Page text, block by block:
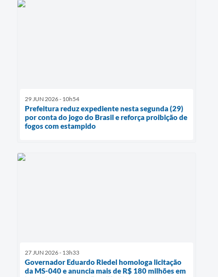
29 JUN 2026 - 10h54
Prefeitura reduz expediente nesta segunda (29)
por conta do jogo do Brasil e reforça proibição de
fogos com estampido
27 JUN 2026 - 13h33
Governador Eduardo Riedel homologa licitação
da MS-040 e anuncia mais de R$ 180 milhões em